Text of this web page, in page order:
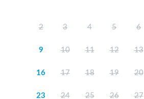
2 3 4 5 6
9 10 11 12 13
16 17 18 19 20
23 24 25 26 27